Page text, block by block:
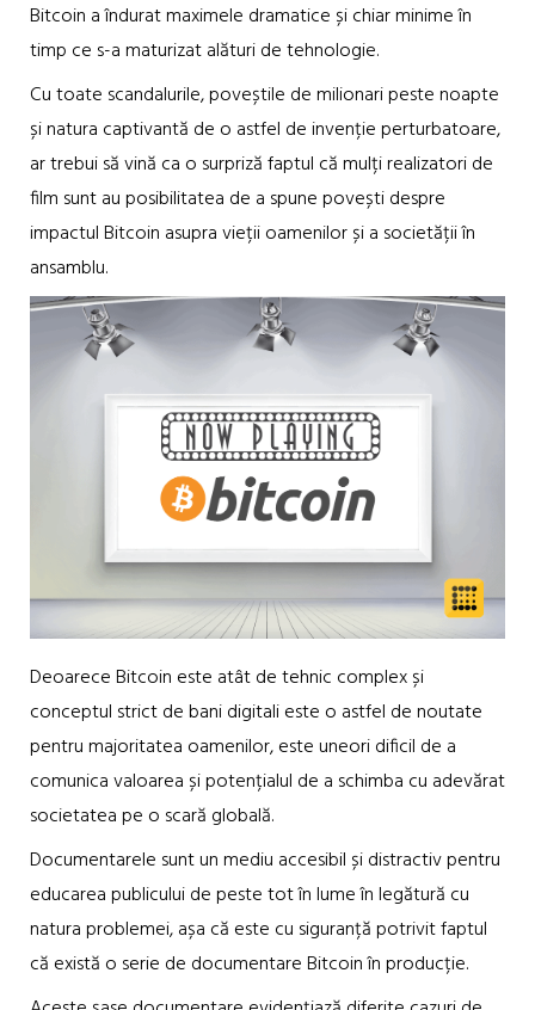
Bitcoin a îndurat maximele dramatice și chiar minime în
timp ce s-a maturizat alături de tehnologie.
Cu toate scandalurile, poveștile de milionari peste noapte
și natura captivantă de o astfel de invenție perturbatoare,
ar trebui să vină ca o surpriză faptul că mulți realizatori de
film sunt au posibilitatea de a spune povești despre
impactul Bitcoin asupra vieții oamenilor și a societății în
ansamblu.
Deoarece Bitcoin este atât de tehnic complex și
conceptul strict de bani digitali este o astfel de noutate
pentru majoritatea oamenilor, este uneori dificil de a
comunica valoarea și potențialul de a schimba cu adevărat
societatea pe o scară globală.
Documentarele sunt un mediu accesibil și distractiv pentru
educarea publicului de peste tot în lume în legătură cu
natura problemei, așa că este cu siguranță potrivit faptul
că există o serie de documentare Bitcoin în producție.